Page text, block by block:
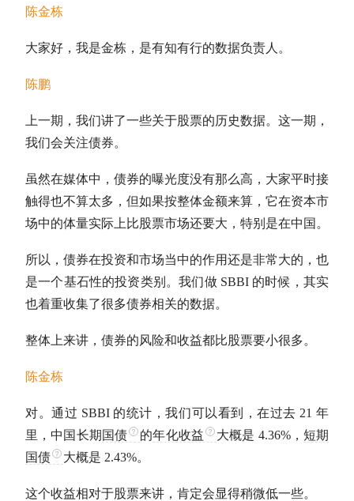
陈金栋
大家好，我是金栋，是有知有行的数据负责人。
陈鹏
上一期，我们讲了一些关于股票的历史数据。这一期，
我们会关注债券。
虽然在媒体中，债券的曝光度没有那么高，大家平时接
触得也不算太多，但如果按整体金额来算，它在资本市
场中的体量实际上比股票市场还要大，特别是在中国。
所以，债券在投资和市场当中的作用还是非常大的，也
是一个基石性的投资类别。我们做 SBBI 的时候，其实
也着重收集了很多债券相关的数据。
整体上来讲，债券的风险和收益都比股票要小很多。
陈金栋
对。通过 SBBI 的统计，我们可以看到，在过去 21 年
里，中国长期 国债 的年化收益 大概是 4.36%， 短期
国债
大概是 2.43%。
这个收益相对于股票来讲，肯定会显得稍微低一些。